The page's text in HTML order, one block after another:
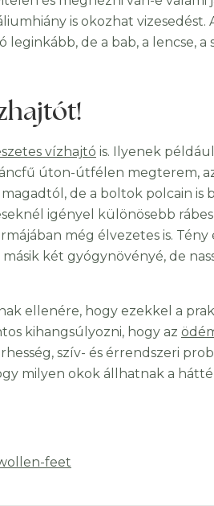
is okozhat vizesedést.
de a bab, a lencse, a
vízhajtó is. Ilyenek például
úton-útfélen megterem,
de a boltok polcain is
igényel különösebb
még élvezetes is. Tény
két gyógynövényé, de
ellenére, hogy ezekkel a
kihangsúlyozni, hogy az
szív- és érrendszeri
milyen okok állhatnak a
feet